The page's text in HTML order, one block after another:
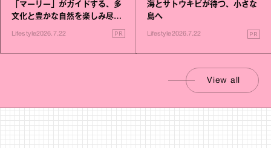
「マーリー」がガイドする、多
文化と豊かな自然を楽しみ尽く
Lifestyle2026.7.22 PR
海とサトウキビが待つ、小さな
島へ
Lifestyle2026.7.22 PR
View all